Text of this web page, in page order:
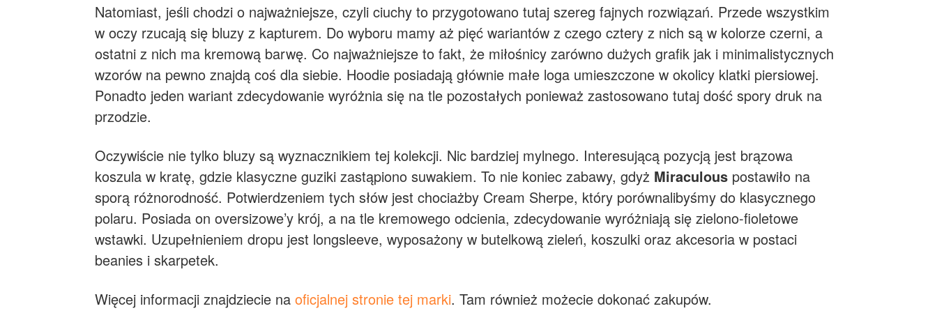
Natomiast, jeśli chodzi o najważniejsze, czyli ciuchy to przygotowano tutaj szereg fajnych rozwiązań. Przede wszystkim
w oczy rzucają się bluzy z kapturem. Do wyboru mamy aż pięć wariantów z czego cztery z nich są w kolorze czerni, a
ostatni z nich ma kremową barwę. Co najważniejsze to fakt, że miłośnicy zarówno dużych grafik jak i minimalistycznych
wzorów na pewno znajdą coś dla siebie. Hoodie posiadają głównie małe loga umieszczone w okolicy klatki piersiowej.
Ponadto jeden wariant zdecydowanie wyróżnia się na tle pozostałych ponieważ zastosowano tutaj dość spory druk na
przodzie.
Oczywiście nie tylko bluzy są wyznacznikiem tej kolekcji. Nic bardziej mylnego. Interesującą pozycją jest brązowa
koszula w kratę, gdzie klasyczne guziki zastąpiono suwakiem. To nie koniec zabawy, gdyż Miraculous postawiło na
sporą różnorodność. Potwierdzeniem tych słów jest chociażby Cream Sherpe, który porównalibyśmy do klasycznego
polaru. Posiada on oversizowe’y krój, a na tle kremowego odcienia, zdecydowanie wyróżniają się zielono-fioletowe
wstawki. Uzupełnieniem dropu jest longsleeve, wyposażony w butelkową zieleń, koszulki oraz akcesoria w postaci
beanies i skarpetek.
Więcej informacji znajdziecie na oficjalnej stronie tej marki. Tam również możecie dokonać zakupów.